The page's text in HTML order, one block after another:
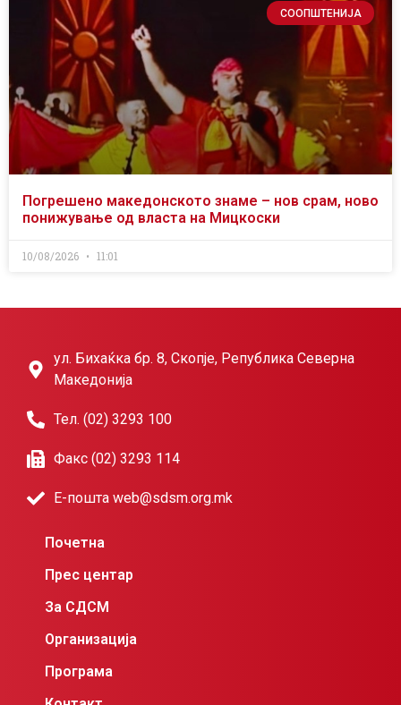
СООПШТЕНИЈА
Погрешено македонското знаме – нов срам, ново
понижување од власта на Мицкоски
10/08/2026 11:01
ул. Бихаќка бр. 8, Скопје, Република Северна
Македонија
Тел. (02) 3293 100
Факс (02) 3293 114
Е-пошта web@sdsm.org.mk
Почетна
Прес центар
За СДСМ
Организација
Програма